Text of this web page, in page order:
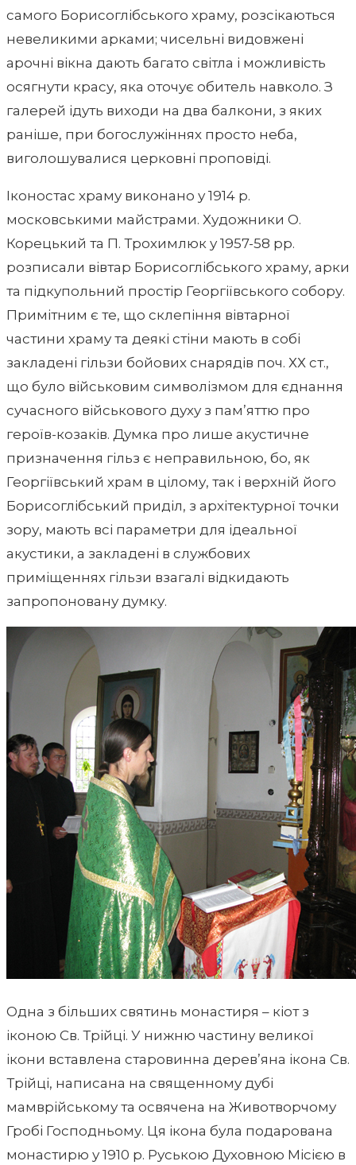
самого Борисоглібського храму, розсікаються
невеликими арками; чисельні видовжені
арочні вікна дають багато світла і можливість
осягнути красу, яка оточує обитель навколо. З
галерей ідуть виходи на два балкони, з яких
раніше, при богослужіннях просто неба,
виголошувалися церковні проповіді.
Іконостас храму виконано у 1914 р.
московськими майстрами. Художники О.
Корецький та П. Трохимлюк у 1957-58 рр.
розписали вівтар Борисоглібського храму, арки
та підкупольний простір Георгіївського собору.
Примітним є те, що склепіння вівтарної
частини храму та деякі стіни мають в собі
закладені гільзи бойових снарядів поч. ХХ ст.,
що було військовим символізмом для єднання
сучасного військового духу з пам’яттю про
героїв-козаків. Думка про лише акустичне
призначення гільз є неправильною, бо, як
Георгіївський храм в цілому, так і верхній його
Борисоглібський приділ, з архітектурної точки
зору, мають всі параметри для ідеальної
акустики, а закладені в службових
приміщеннях гільзи взагалі відкидають
запропоновану думку.
Одна з більших святинь монастиря – кіот з
іконою Св. Трійці. У нижню частину великої
ікони вставлена старовинна дерев’яна ікона Св.
Трійці, написана на священному дубі
мамврійському та освячена на Животворчому
Гробі Господньому. Ця ікона була подарована
монастирю у 1910 р. Руською Духовною Місією в